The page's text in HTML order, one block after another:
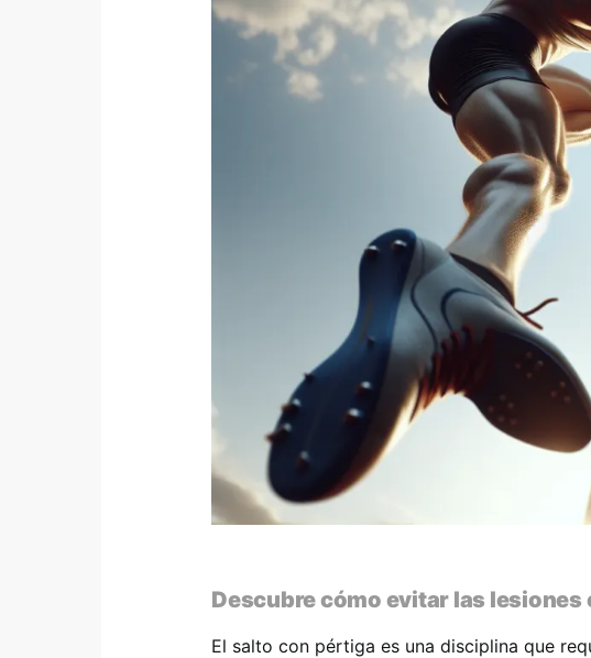
Descubre cómo evitar las lesiones
El salto con pértiga es una disciplina que